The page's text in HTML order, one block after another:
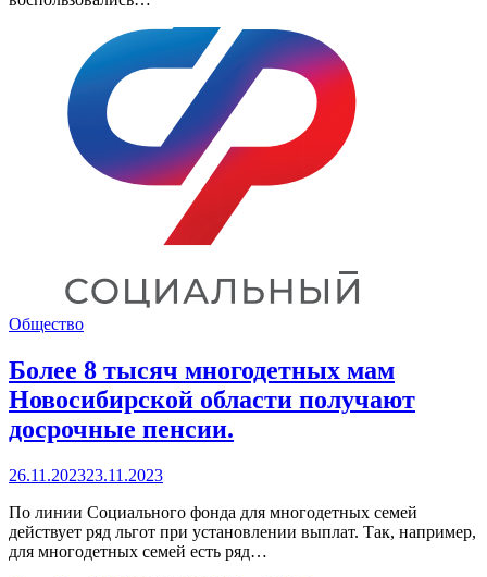
Общество
Более 8 тысяч многодетных мам
Новосибирской области получают
досрочные пенсии.
26.11.202323.11.2023
По линии Социального фонда для многодетных семей
действует ряд льгот при установлении выплат. Так, например,
для многодетных семей есть ряд…